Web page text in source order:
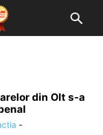
din Olt s-a
-